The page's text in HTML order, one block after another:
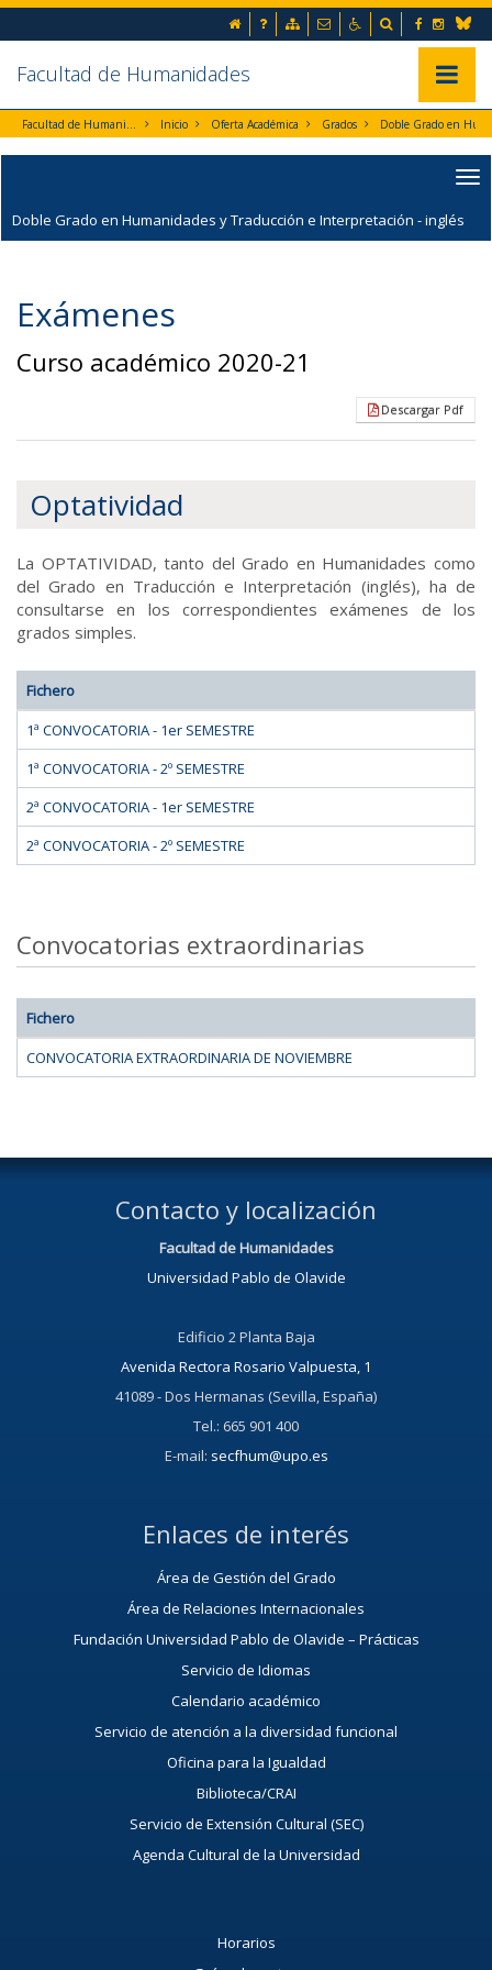
Ir al contenido principal de la página (alt + s)
Ir a la cabecera de la página (alt + c)
Ir al pie de la página (alt + p)
Ir al menú principal (alt + u)
Facebook
Inicio Preguntas frecuentes
Mapa webContactoAccesibilidad
Buscador
Facultad de Humanidades
Facultad de Humanidades Inicio Oferta Académica Grados
Doble Grado en Humanidades y Traducción e Interpretación - inglés
Exámenes
Curso académico 2020-21
Descargar Pdf
Optatividad
La OPTATIVIDAD, tanto del Grado en Humanidades como
del Grado en Traducción e Interpretación (inglés), ha de
consultarse en los correspondientes exámenes de los
grados simples.
Fichero
1ª CONVOCATORIA - 1er SEMESTRE
1ª CONVOCATORIA - 2º SEMESTRE
2ª CONVOCATORIA - 1er SEMESTRE
2ª CONVOCATORIA - 2º SEMESTRE
Convocatorias extraordinarias
Fichero
CONVOCATORIA EXTRAORDINARIA DE NOVIEMBRE
Contacto y localización
Facultad de Humanidades
Universidad Pablo de Olavide
Edificio 2 Planta Baja
Avenida Rectora Rosario Valpuesta, 1
41089 - Dos Hermanas (Sevilla, España)
Tel.: 665 901 400
E-mail: secfhum@upo.es
Enlaces de interés
Área de Gestión del Grado
Área de Relaciones Internacionales
Fundación Universidad Pablo de Olavide – Prácticas
Servicio de Idiomas
Calendario académico
Servicio de atención a la diversidad funcional
Oficina para la Igualdad
Biblioteca/CRAI
Servicio de Extensión Cultural (SEC)
Agenda Cultural de la Universidad
Horarios